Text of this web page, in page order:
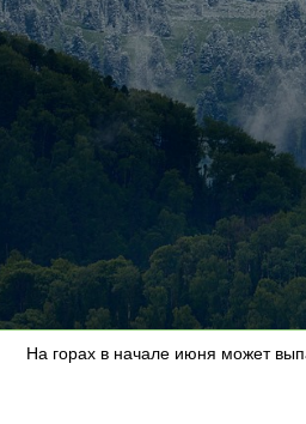
На горах в начале июня может